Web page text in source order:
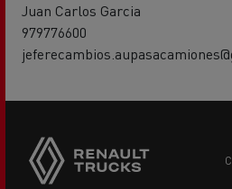
Juan Carlos Garcia
979776600